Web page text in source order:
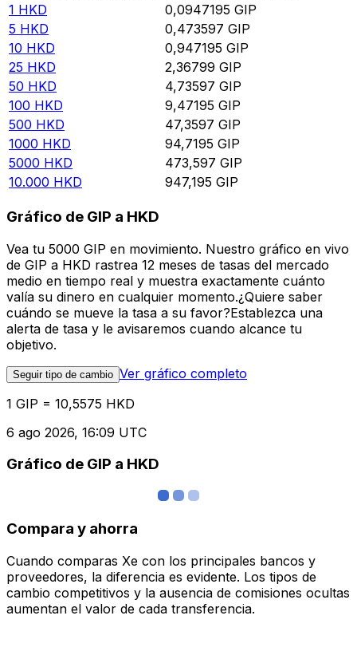
1 HKD 0,0947195 GIP
5 HKD 0,473597 GIP
10 HKD 0,947195 GIP
25 HKD 2,36799 GIP
50 HKD 4,73597 GIP
100 HKD 9,47195 GIP
500 HKD 47,3597 GIP
1000 HKD 94,7195 GIP
5000 HKD 473,597 GIP
10.000 HKD 947,195 GIP
Gráfico de GIP a HKD
Vea tu 5000 GIP en movimiento. Nuestro gráfico en vivo
de GIP a HKD rastrea 12 meses de tasas del mercado
medio en tiempo real y muestra exactamente cuánto
valía su dinero en cualquier momento.¿Quiere saber
cuándo se mueve la tasa a su favor?Establezca una
alerta de tasa y le avisaremos cuando alcance tu
objetivo.
Seguir tipo de cambio Ver gráfico completo
1 GIP = 10,5575 HKD
6 ago 2026, 16:09 UTC
Gráfico de GIP a HKD
Compara y ahorra
Cuando comparas Xe con los principales bancos y
proveedores, la diferencia es evidente. Los tipos de
cambio competitivos y la ausencia de comisiones ocultas
aumentan el valor de cada transferencia.